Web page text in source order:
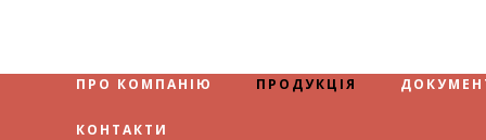
ПРО КОМПАНІЮ ПРОДУКЦІЯ
КОНТАКТИ